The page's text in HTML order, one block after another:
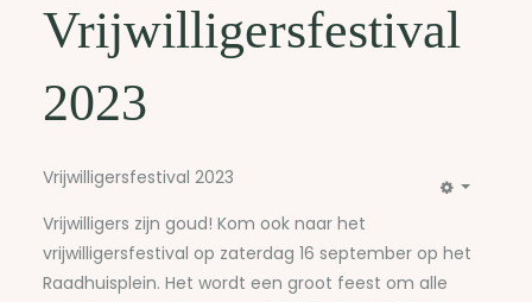
Vrijwilligersfestival
2023
Vrijwilligersfestival 2023
Vrijwilligers zijn goud! Kom ook naar het
vrijwilligersfestival op zaterdag 16 september op het
Raadhuisplein. Het wordt een groot feest om alle